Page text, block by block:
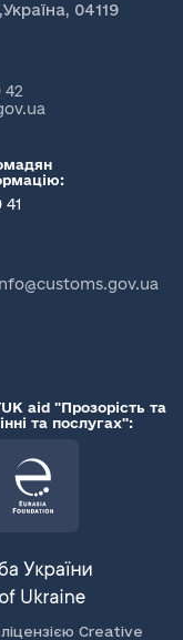
04119
42
aid "Прозорість та
та послугах":
Creative